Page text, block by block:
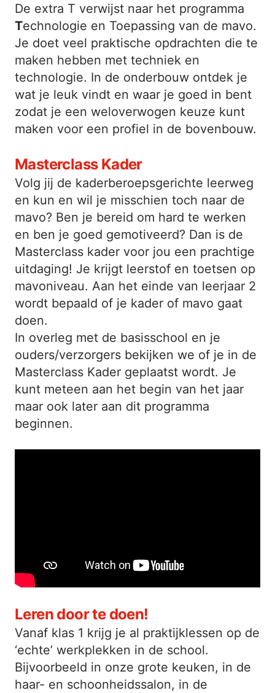
De extra T verwijst naar het programma
Technologie en Toepassing van de mavo.
Je doet veel praktische opdrachten die te
maken hebben met techniek en
technologie. In de onderbouw ontdek je
wat je leuk vindt en waar je goed in bent
zodat je een weloverwogen keuze kunt
maken voor een profiel in de bovenbouw.
Masterclass Kader
Volg jij de kaderberoepsgerichte leerweg
en kun en wil je misschien toch naar de
mavo? Ben je bereid om hard te werken
en ben je goed gemotiveerd? Dan is de
Masterclass kader voor jou een prachtige
uitdaging! Je krijgt leerstof en toetsen op
mavoniveau. Aan het einde van leerjaar 2
wordt bepaald of je kader of mavo gaat
doen.
In overleg met de basisschool en je
ouders/verzorgers bekijken we of je in de
Masterclass Kader geplaatst wordt. Je
kunt meteen aan het begin van het jaar
maar ook later aan dit programma
beginnen.
Leren door te doen!
Vanaf klas 1 krijg je al praktijklessen op de
‘echte’ werkplekken in de school.
Bijvoorbeeld in onze grote keuken, in de
haar- en schoonheidssalon, in de